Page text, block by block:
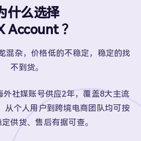
什么选择
Account ？
混杂，价格低的不稳定，稳定的找
不到货。
社媒账号供应2年，覆盖8大主流
从个人用户到跨境电商团队均可按
供货、售后有据可查。